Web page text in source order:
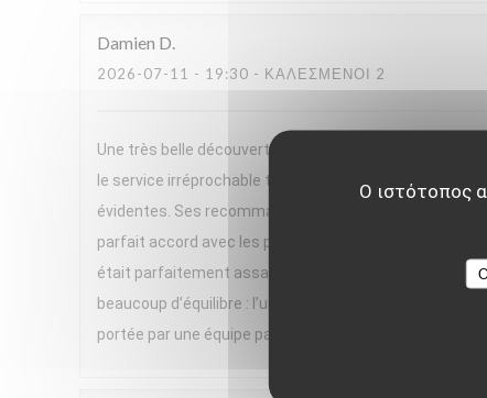
Ο ιστότοπος
Damien D
2026-07-11 - 19:30 - ΚΑΛΕΣΜΈΝΟΙ 2
Une très belle découverte ! Nous avons passé un
le service irréprochable tout au long du repas. Un
évidentes. Ses recommandations de vins, parfois
parfait accord avec les plats. Le menu, très végétal et
était parfaitement assaisonnée, pleine de saveurs et
beaucoup d’équilibre : l’un très frais, l’autre plus
portée par une équipe passionnée. Nous avons adoré